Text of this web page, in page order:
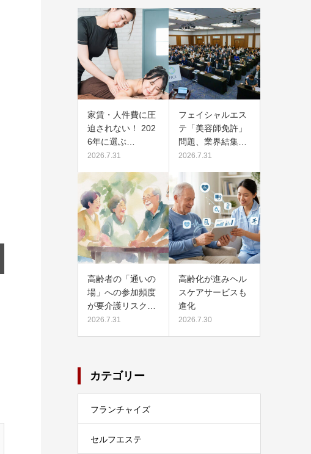
家賃・人件費に圧
迫されない！ 202
6年に選ぶ…
2026.7.31
フェイシャルエス
テ「美容師免許」
問題、業界結集…
2026.7.31
高齢者の「通いの
場」への参加頻度
が要介護リスク…
2026.7.31
高齢化が進みヘル
スケアサービスも
進化
2026.7.30
カテゴリー
フランチャイズ
セルフエステ